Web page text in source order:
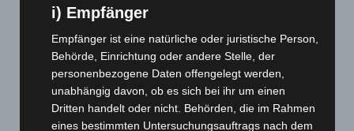
Hannover und Region
Langenhagen und Ortsteile
Leserbriefe
Menschen
Über uns
Veranstaltungen
1.888
i) Empfänger
Empfänger ist eine natürliche oder juristische Person,
Behörde, Einrichtung oder andere Stelle, der
personenbezogene Daten offengelegt werden,
unabhängig davon, ob es sich bei ihr um einen
Dritten handelt oder nicht. Behörden, die im Rahmen
eines bestimmten Untersuchungsauftrags nach dem